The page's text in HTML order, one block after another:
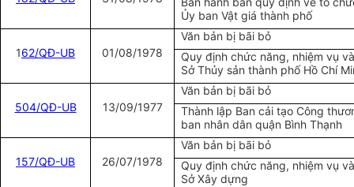
Ủy ban Vật giá thành phố
162/QĐ-UB 01/08/1978
Văn bản bị bãi bỏ
Quy định chức năng, nhiệm vụ
Sở Thủy sản thành phố Hồ Chí
504/QĐ-UB 13/09/1977
Văn bản bị bãi bỏ
Thành lập Ban cải tạo Công
ban nhân dân quận Bình Thạnh
157/QĐ-UB 26/07/1978
Văn bản bị bãi bỏ
Quy định chức năng, nhiệm vụ
Sở Xây dựng